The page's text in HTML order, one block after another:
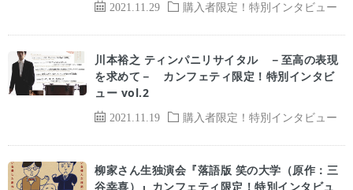
2021.11.29 購入者限定！特別インタビュー
2021.11.19 購入者限定！特別インタビュー
川本裕之 ティンパニリサイタル －至高の表現
を求めて－ カンフェティ限定！特別インタビ
ュー vol.2
柳家さん生独演会『落語版 笑の大学（原作：三
谷幸喜）』カンフェティ限定！特別インタビュ